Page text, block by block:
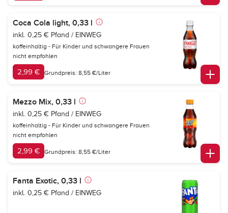
Coca Cola light, 0,33 l
inkl. 0,25 € Pfand / EINWEG
koffeinhaltig - Für Kinder und schwangere Frauen
nicht empfohlen
2,99 € Grundpreis: 8,55 €/Liter
Mezzo Mix, 0,33 l
inkl. 0,25 € Pfand / EINWEG
koffeinhaltig - Für Kinder und schwangere Frauen
nicht empfohlen
2,99 € Grundpreis: 8,55 €/Liter
Fanta Exotic, 0,33 l
inkl. 0,25 € Pfand / EINWEG